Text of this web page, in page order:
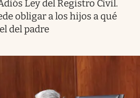
Ley del Registro Civil.
obligar a los hijos a qué
del padre